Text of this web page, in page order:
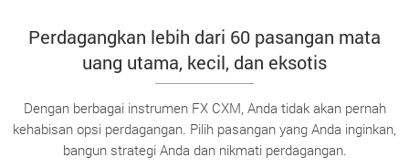
Perdagangkan lebih dari 60 pasangan mata
uang utama, kecil, dan eksotis
Dengan berbagai instrumen FX CXM, Anda tidak akan pernah
kehabisan opsi perdagangan. Pilih pasangan yang Anda inginkan,
bangun strategi Anda dan nikmati perdagangan.